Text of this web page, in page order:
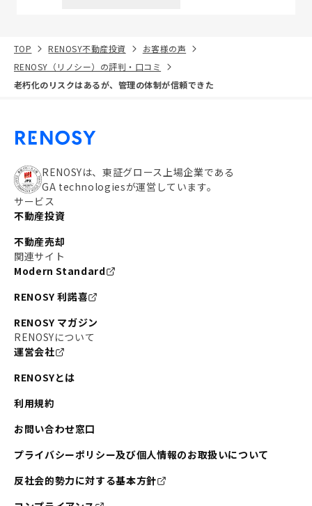
TOP RENOSY不動産投資
お客様の声
RENOSY（リノシー）の評判・口コミ
老朽化のリスクはあるが、管理の体制が信頼できた
RENOSYは、東証グロース上場企業である
GA technologiesが運営しています。
サービス
不動産投資
不動産売却
関連サイト
Modern Standard
RENOSY 利諾喜
RENOSY マガジン
RENOSYについて
運営会社
RENOSYとは
利用規約
お問い合わせ窓口
プライバシーポリシー及び個人情報のお取扱いについて
反社会的勢力に対する基本方針